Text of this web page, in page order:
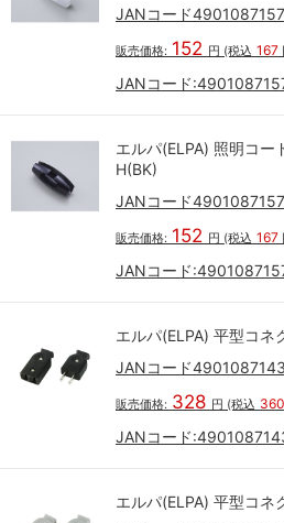
JANコード
販売価格: 152 円 (税込 167
JANコード:
エルパ(ELPA) 照明コー
H(BK)
JANコード
販売価格: 152 円 (税込 167
JANコード:
エルパ(ELPA) 平型コネ
JANコード
販売価格: 328 円 (税込 360
JANコード:
エルパ(ELPA) 平型コネ